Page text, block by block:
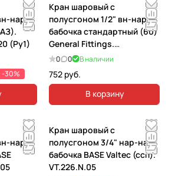
(Ру1)
-30%
Кран шаровый с
полусгоном 1/2" вн-нар
бабочка стандартный (60)
General Fittings.
7S00M5N040402A
0 0 В наличии
752 руб.
В корзину
Кран шаровый с
полусгоном 3/4" нар-нар
бабочка BASE Valtec (ccп).
VT.226.N.05